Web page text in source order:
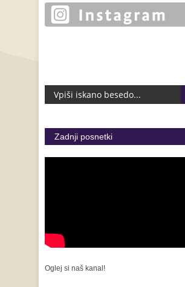
Zadnji posnetki
Oglej si naš kanal!